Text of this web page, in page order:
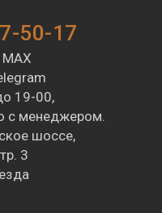
50-17
19-00,
с менеджером.
шоссе,
3